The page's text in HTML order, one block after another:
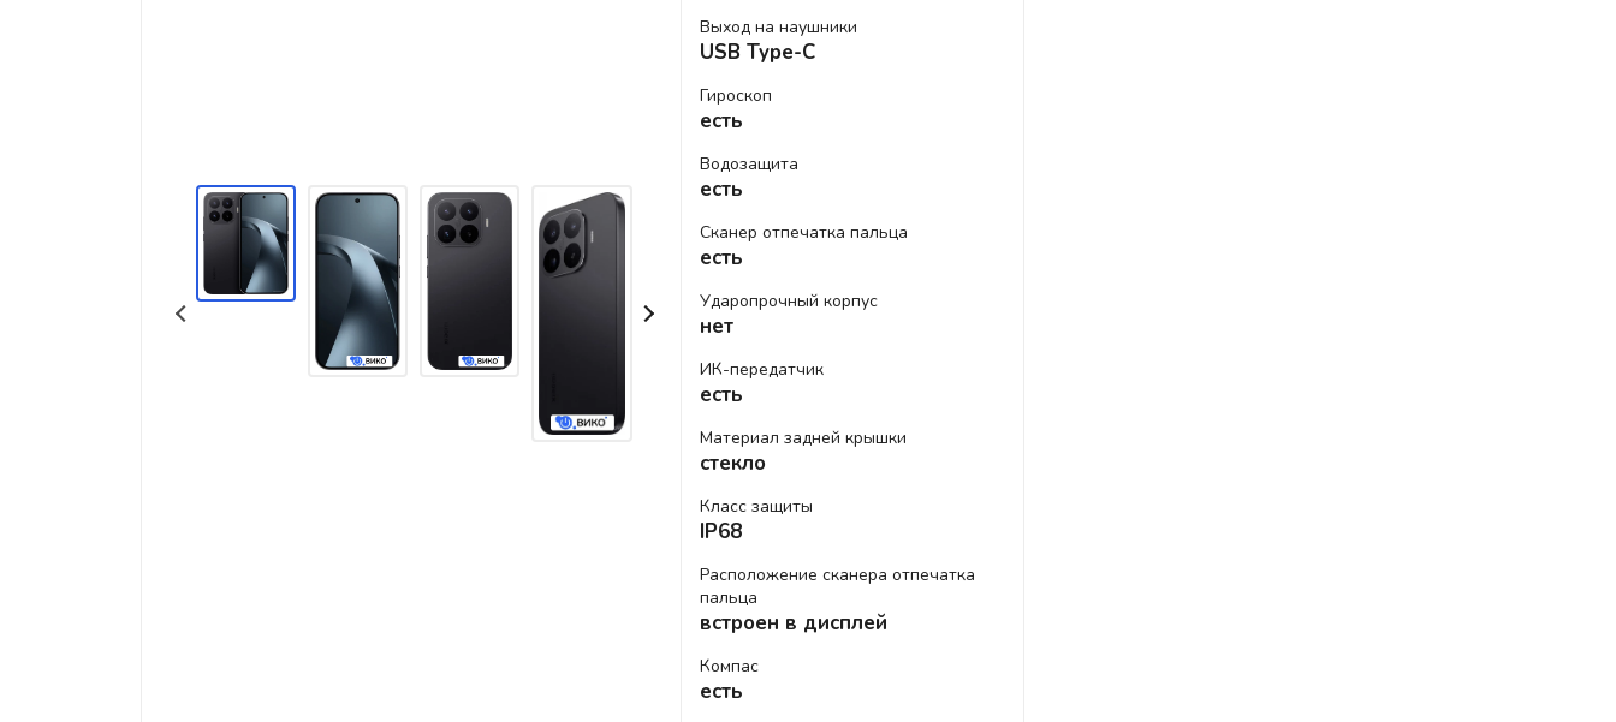
Выход на наушники
USB Type-C
Гироскоп
есть
Водозащита
есть
Сканер отпечатка пальца
есть
Ударопрочный корпус
нет
ИК-передатчик
есть
Материал задней крышки
стекло
Класс защиты
IP68
Расположение сканера отпечатка
пальца
встроен в дисплей
Компас
есть